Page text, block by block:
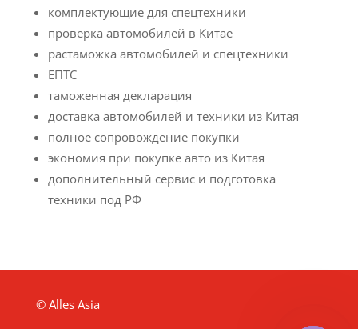
комплектующие для спецтехники
проверка автомобилей в Китае
растаможка автомобилей и спецтехники
ЕПТС
таможенная декларация
доставка автомобилей и техники из Китая
полное сопровождение покупки
экономия при покупке авто из Китая
дополнительный сервис и подготовка
техники под РФ
© Alles Asia